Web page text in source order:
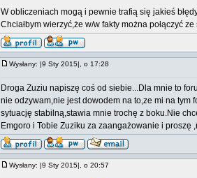
W obliczeniach mogą i pewnie trafią się jakieś
Chciałbym wierzyć,że w/w fakty można połączyć
Wysłany: |9 Sty 2015|, o 17:28
Droga Zuziu napiszę coś od siebie...Dla mnie to
nie odzywam,nie jest dowodem na to,ze mi na tym
sytuację stabilną,stawia mnie trochę z boku.Nie
Emgoro i Tobie Zuziku za zaangażowanie i
Wysłany: |9 Sty 2015|, o 20:57